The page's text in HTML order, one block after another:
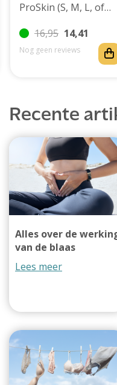
ProSkin (S, M, L, of
16,95 14,41
Nog geen reviews
Recente
Alles over de
van de blaas
Lees meer